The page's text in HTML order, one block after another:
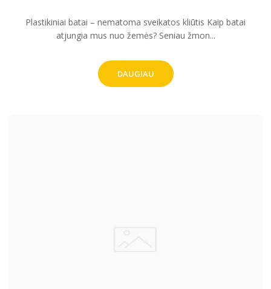
Plastikiniai batai – nematoma sveikatos kliūtis Kaip batai
atjungia mus nuo žemės? Seniau žmon...
DAUGIAU